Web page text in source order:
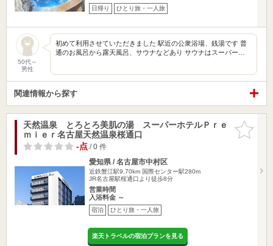
日帰り ひとり旅・一人旅
50代～
男性
初めて利用させていただきました 駅近の公衆浴場、銭湯です 普
通のお風呂から露天風呂、サウナなどあり サウナはスーパー…
関連情報から探す
お気に入
りに追加
天然温泉 とろとろ美肌の湯 スーパーホテルＰｒｅ
ｍｉｅｒ名古屋天然温泉桜通口
-点/ 0 件
愛知県 / 名古屋市中村区
近鉄蟹江駅9.70km 国際センター駅280m
JR名古屋駅桜通口より徒歩8分
営業時間
入浴料金 ～
宿泊 ひとり旅・一人旅
楽天トラベルの宿泊プランを見る